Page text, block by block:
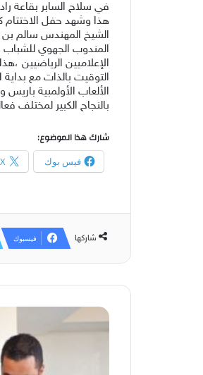
في سلاح السابر بقاعة
هذا وشهد حفل الاختتام
الشيخ المهندس سالم بن
المندوب الجهوي للشباب
الإعلاميين الرياضيين
التوقيت بالذات مع
الألعاب الأولمبية
بالنجاح الكبير لمختلف
شارك هذا الموضوع:
فيس بوك X
شاركها فيسبوك